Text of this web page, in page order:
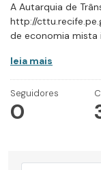
A Autarquia de
http://
de economia mista
leia mais
Seguidores
0